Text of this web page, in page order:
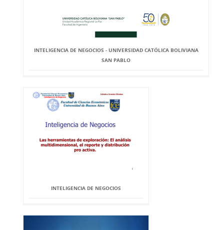
INTELIGENCIA DE NEGOCIOS - UNIVERSIDAD CATÓLICA BOLIVIANA
SAN PABLO
INTELIGENCIA DE NEGOCIOS